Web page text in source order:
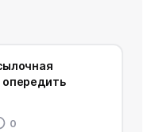
опередить
0